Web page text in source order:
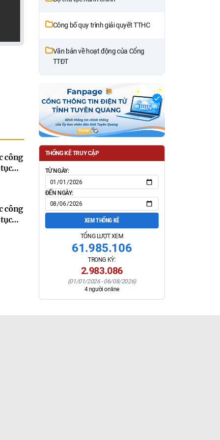
công
công
Công bố quy trình giải quyết TTHC
Văn bản về hoạt động của Cổng
TTĐT
THỐNG KÊ TRUY CẬP
TỪ NGÀY:
ĐẾN NGÀY:
XEM THỐNG KÊ
TỔNG LƯỢT XEM
61.985.106
TRONG KỲ:
2.983.086
(01/01/2026-06/08/2026)
4người online